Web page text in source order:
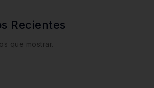
Recientes
que mostrar.